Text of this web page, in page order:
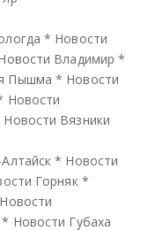
* Новости
Владимир *
Пышма * Новости
Новости
Новости Вязники
* Новости
Горняк *
Новости
* Новости Губаха